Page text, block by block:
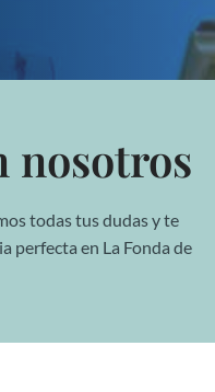
nosotros
todas tus dudas y te
perfecta en La Fonda de